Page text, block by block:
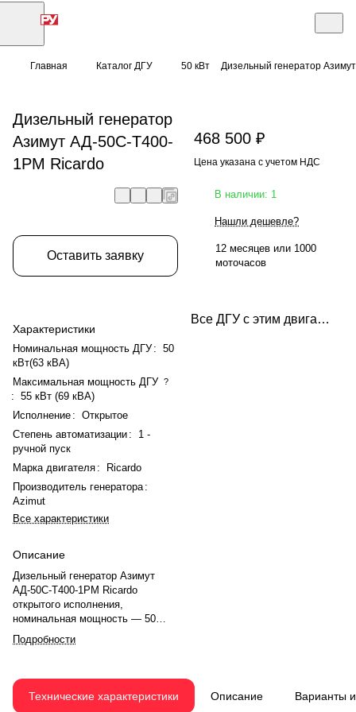
Главная Каталог ДГУ 50 кВт Дизельный генератор
Дизельный генератор
Азимут АД-50С-Т400-
1РМ Ricardo
Оставить заявку
Характеристики
Номинальная мощность ДГУ : 50
кВт(63 кВА)
Максимальная мощность ДГУ ?
: 55 кВт (69 кВА)
Исполнение : Открытое
Степень автоматизации :
1 -
ручной пуск
Марка двигателя :
Ricardo
Производитель генератора :
Azimut
Все характеристики
Описание
Дизельный генератор Азимут
АД-50С-Т400-1РМ Ricardo
открытого исполнения,
номинальная мощность — 50
кВт(63 кВА), максимальная — 55
кВт (69 кВА). Двигатель Ricardo
электронный регулятором
оборотов. Номинальная
Подробности
468 500 ₽
Цена указана с учетом НДС
В наличии: 1
Нашли дешевле?
12 месяцев или 1000
моточасов
Все ДГУ с этим двигателем
Технические характеристики Описание Варианты